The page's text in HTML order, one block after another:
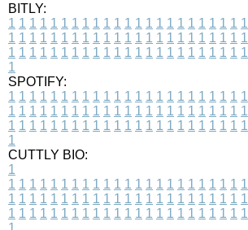
BITLY:
1 1 1 1 1 1 1 1 1 1 1 1 1 1 1 1 1 1 1 1 1 1 1
1 1 1 1 1 1 1 1 1 1 1 1 1 1 1 1 1 1 1 1 1 1 1
1 1 1 1 1 1 1 1 1 1 1 1 1 1 1 1 1 1 1 1 1 1 1
1
SPOTIFY:
1 1 1 1 1 1 1 1 1 1 1 1 1 1 1 1 1 1 1 1 1 1 1
1 1 1 1 1 1 1 1 1 1 1 1 1 1 1 1 1 1 1 1 1 1 1
1 1 1 1 1 1 1 1 1 1 1 1 1 1 1 1 1 1 1 1 1 1 1
1
CUTTLY BIO:
1
1 1 1 1 1 1 1 1 1 1 1 1 1 1 1 1 1 1 1 1 1 1 1
1 1 1 1 1 1 1 1 1 1 1 1 1 1 1 1 1 1 1 1 1 1 1
1 1 1 1 1 1 1 1 1 1 1 1 1 1 1 1 1 1 1 1 1 1 1